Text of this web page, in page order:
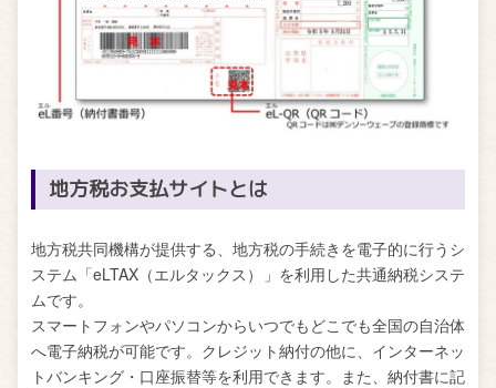
地方税お支払サイトとは
地方税共同機構が提供する、地方税の手続きを電子的に行うシ
ステム「eLTAX（エルタックス）」を利用した共通納税システ
ムです。
スマートフォンやパソコンからいつでもどこでも全国の自治体
へ電子納税が可能です。クレジット納付の他に、インターネッ
トバンキング・口座振替等を利用できます。また、納付書に記